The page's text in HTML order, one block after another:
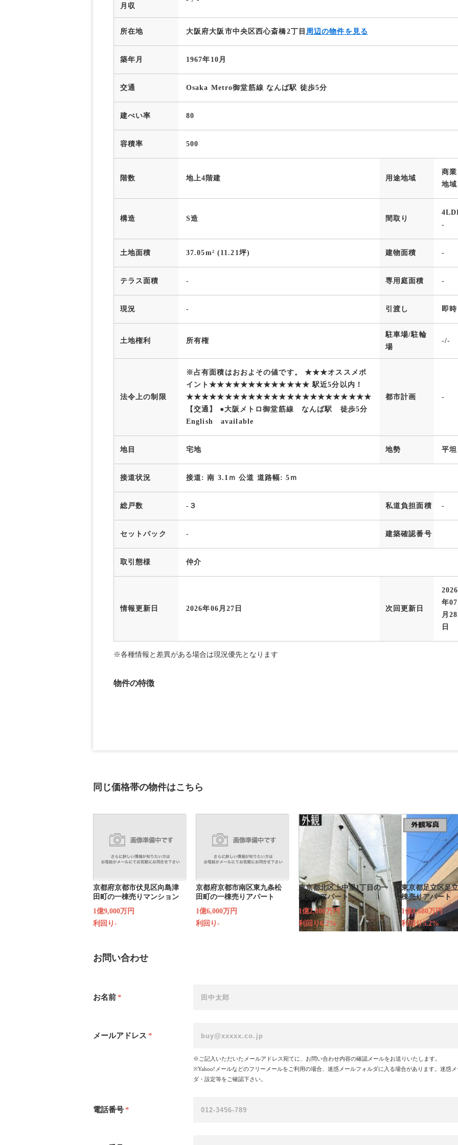
月収
所在地 大阪府大阪市中央区西心斎橋2丁目 周辺の物件を見る
築年月 1967年10月
交通 Osaka Metro御堂筋線 なんば駅 徒歩5分
建ぺい率 80
容積率 500
階数 地上4階建 用途地域
商業
地域
構造 S造 間取り
-
土地面積 37.05m² (11.21坪) 建物面積 -
テラス面積 - 専用庭面積 -
現況 - 引渡し 即時
土地権利 所有権
駐車場/駐輪
場
-/-
法令上の制限
※占有面積はおおよその値です。 ★★★オススメポ
イント★★★★★★★★★★★★★ 駅近5分以内！
★★★★★★★★★★★★★★★★★★★★★★★★
【交通】 ●大阪メトロ御堂筋線 なんば駅 徒歩5分
English available
都市計画 -
地目 宅地 地勢 平坦
接道状況 接道: 南 3.1ｍ 公道 道路幅: 5ｍ
総戸数 -３ 私道負担面積 -
セットバック - 建築確認番号
取引態様 仲介
情報更新日 2026年06月27日 次回更新日
2026
年07
月28
日
※各種情報と差異がある場合は現況優先となります
物件の特徴
同じ価格帯の物件はこちら
京都府京都市伏見区向島津
田町の一棟売りマンション
1億9,000万円
利回り-
京都府京都市南区東九条松
田町の一棟売りアパート
1億6,000万円
利回り-
東京都北区上中里1丁目の一
棟売りアパート
1億2,800万円
利回り6.2%
東京都足立区足
棟売りアパート
1億3,680万円
利回り5.2%
お問い合わせ
お名前*
メールアドレス *
※ご記入いただいたメールアドレス宛てに、お問い合わせ内容の確認メールをお送りいたします。
※Yahoo!メールなどのフリーメールをご利用の場合、迷惑メールフォルダに入る場合があります。迷惑
ダ・設定等をご確認下さい。
電話番号*